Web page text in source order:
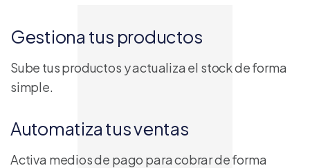
Gestiona tus productos
Sube tus productos y actualiza el stock de forma
simple.
Automatiza tus ventas
Activa medios de pago para cobrar de forma